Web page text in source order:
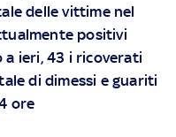
delle vittime nel
positivi
a ieri, 43 i ricoverati
di dimessi e guariti
ore